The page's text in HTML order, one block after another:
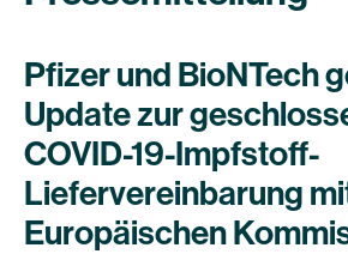
Pfizer und BioNTech
Update zur
COVID-19-Impfstoff-
Liefervereinbarung
Europäischen